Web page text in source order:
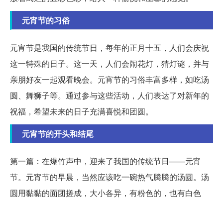
元宵节的习俗
元宵节是我国的传统节日，每年的正月十五，人们会庆祝
这一特殊的日子。这一天，人们会闹花灯，猜灯谜，并与
亲朋好友一起观看晚会。元宵节的习俗丰富多样，如吃汤
圆、舞狮子等。通过参与这些活动，人们表达了对新年的
祝福，希望未来的日子充满喜悦和团圆。
元宵节的开头和结尾
第一篇：在爆竹声中，迎来了我国的传统节日——元宵
节。元宵节的早晨，当然应该吃一碗热气腾腾的汤圆。汤
圆用黏黏的面团搓成，大小各异，有粉色的，也有白色